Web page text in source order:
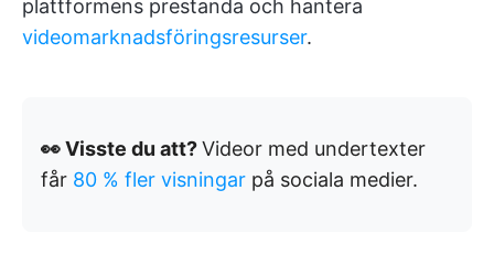
plattformens prestanda och hantera
videomarknadsföringsresurser.
👀 Visste du att?Videor med undertexter
får 80 % fler visningar på sociala medier.